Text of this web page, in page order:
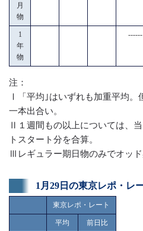
月
物
1
年
物
------
注：
Ⅰ「平均｣はいずれも加重平均。
一本出合い。
Ⅱ１週間もの以上については、
トスタート分を合算。
Ⅲレギュラー期日物のみでオッド
1月29日の東京レポ・レ
東京レポ・レート
平均 前日比